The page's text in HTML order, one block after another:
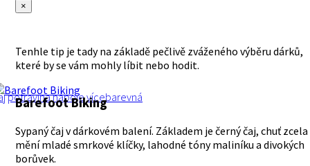
×
Tenhle tip je tady na základě pečlivě zváženého výběru dárků,
které by se vám mohly líbit nebo hodit.
potravinanápojevícebarevná
Barefoot Biking
Sypaný čaj v dárkovém balení. Základem je černý čaj, chuť zcela
mění mladé smrkové klíčky, lahodné tóny maliníku a divokých
borůvek.